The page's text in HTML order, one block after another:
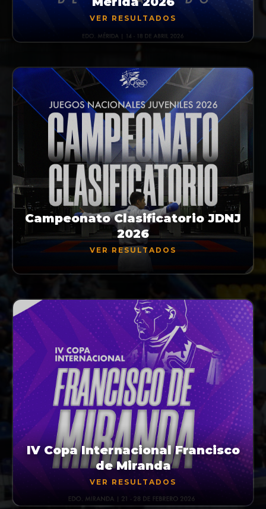
VER RESULTADOS
Campeonato Clasificatorio JDNJ
2026
VER RESULTADOS
IV Copa Internacional Francisco
de Miranda
VER RESULTADOS